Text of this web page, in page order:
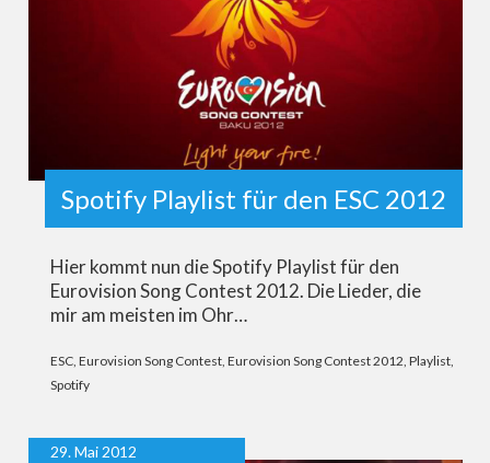
Spotify Playlist für den ESC 2012
Hier kommt nun die Spotify Playlist für den
Eurovision Song Contest 2012. Die Lieder, die
mir am meisten im Ohr…
ESC, Eurovision Song Contest, Eurovision Song Contest 2012, Playlist,
Spotify
29. Mai 2012